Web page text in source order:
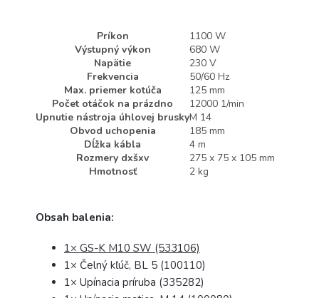
Príkon
1100 W
Výstupný výkon
680 W
Napätie
230 V
Frekvencia
50/60 Hz
Max. priemer kotúča
125 mm
Počet otáčok na prázdno
12000 1/min
Upnutie nástroja úhlovej bruskyM 14
Obvod uchopenia
185 mm
Dĺžka kábla
4 m
Rozmery dxšxv
275 x 75 x 105 mm
Hmotnosť
2 kg
Obsah balenia:
1× GS-K M10 SW (533106)
1× Čelný kľúč, BL 5 (100110)
1× Upínacia príruba (335282)